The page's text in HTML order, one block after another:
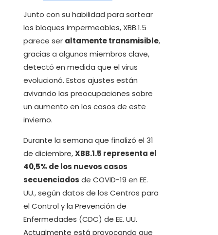
Junto con su habilidad para sortear
los bloques impermeables, XBB.1.5
parece ser altamente transmisible,
gracias a algunos miembros clave,
detectó en medida que el virus
evolucionó. Estos ajustes están
avivando las preocupaciones sobre
un aumento en los casos de este
invierno.
Durante la semana que finalizó el 31
de diciembre,XBB.1.5 representa el
40,5% de los nuevos casos
secuenciados de COVID-19 en EE.
UU., según datos de los Centros para
el Control y la Prevención de
Enfermedades (CDC) de EE. UU.
Actualmente está provocando que